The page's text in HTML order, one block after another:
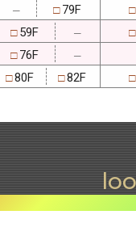
─ □ 79F □
□ 59F ─ □
□ 76F ─
□80F □82F □